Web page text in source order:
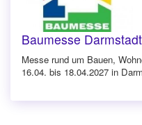
Baumesse
Messe rund um Bauen,
16.04. bis 18.04.2027 in